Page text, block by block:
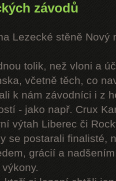
závodů
Lezecké stěně Nový
tolik, než vloni a
včetně těch, co
k nám závodníci i z
- jako např. Crux
výtah Liberec či
se postarali finalisté,
grácií a